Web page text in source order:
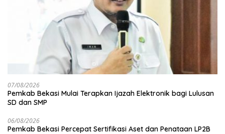
07/08/2026
Pemkab Bekasi Mulai Terapkan Ijazah Elektronik bagi Lulusan
SD dan SMP
06/08/2026
Pemkab Bekasi Percepat Sertifikasi Aset dan Penataan LP2B